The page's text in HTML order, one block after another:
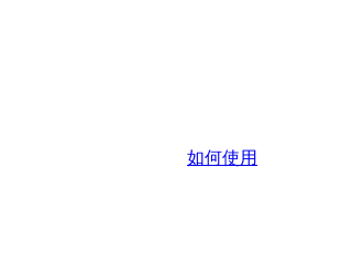
如何使用